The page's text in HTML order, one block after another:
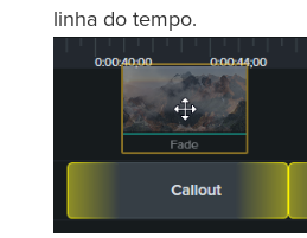
linha do tempo.